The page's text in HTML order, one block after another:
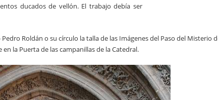
ducados de vellón. El trabajo debía ser
Roldán o su círculo la talla de las Imágenes del Paso del Misterio
la Puerta de las campanillas de la Catedral.